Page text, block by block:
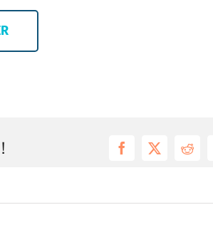
Facebook
X